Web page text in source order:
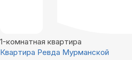
1-комнатная квартира
Квартира Ревда Мурманской